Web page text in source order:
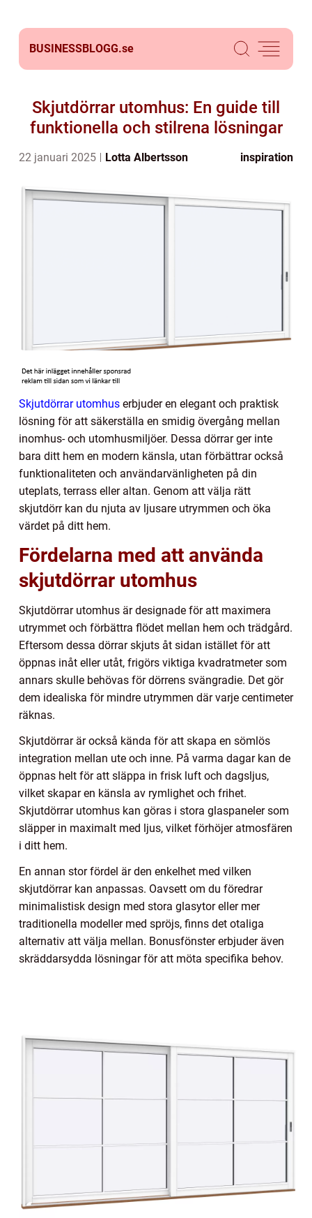
BUSINESSBLOGG.se
Skjutdörrar utomhus: En guide till
funktionella och stilrena lösningar
22 januari 2025 Lotta Albertsson inspiration
Skjutdörrar utomhus erbjuder en elegant och praktisk
lösning för att säkerställa en smidig övergång mellan
inomhus- och utomhusmiljöer. Dessa dörrar ger inte
bara ditt hem en modern känsla, utan förbättrar också
funktionaliteten och användarvänligheten på din
uteplats, terrass eller altan. Genom att välja rätt
skjutdörr kan du njuta av ljusare utrymmen och öka
värdet på ditt hem.
Fördelarna med att använda
skjutdörrar utomhus
Skjutdörrar utomhus är designade för att maximera
utrymmet och förbättra flödet mellan hem och trädgård.
Eftersom dessa dörrar skjuts åt sidan istället för att
öppnas inåt eller utåt, frigörs viktiga kvadratmeter som
annars skulle behövas för dörrens svängradie. Det gör
dem idealiska för mindre utrymmen där varje centimeter
räknas.
Skjutdörrar är också kända för att skapa en sömlös
integration mellan ute och inne. På varma dagar kan de
öppnas helt för att släppa in frisk luft och dagsljus,
vilket skapar en känsla av rymlighet och frihet.
Skjutdörrar utomhus kan göras i stora glaspaneler som
släpper in maximalt med ljus, vilket förhöjer atmosfären
i ditt hem.
En annan stor fördel är den enkelhet med vilken
skjutdörrar kan anpassas. Oavsett om du föredrar
minimalistisk design med stora glasytor eller mer
traditionella modeller med spröjs, finns det otaliga
alternativ att välja mellan. Bonusfönster erbjuder även
skräddarsydda lösningar för att möta specifika behov.